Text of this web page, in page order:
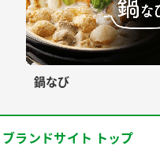
鍋なび
ブランドサイト トップ